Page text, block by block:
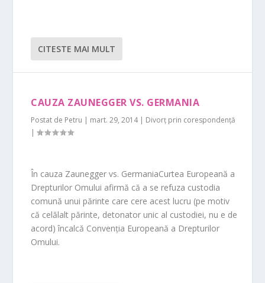
CITESTE MAI MULT
CAUZA ZAUNEGGER VS. GERMANIA
Postat de Petru | mart. 29, 2014| Divorț prin corespondență
|
În cauza Zaunegger vs. GermaniaCurtea Europeană a
Drepturilor Omului afirmă că a se refuza custodia
comună unui părinte care cere acest lucru (pe motiv
că celălalt părinte, detonator unic al custodiei, nu e de
acord) încalcă Convenţia Europeană a Drepturilor
Omului.